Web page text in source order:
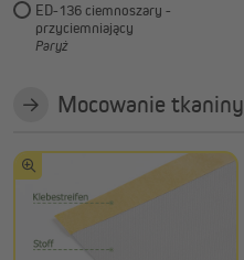
ED-136 ciemnoszary -
przyciemniający
Paryż
Mocowanie tkaniny